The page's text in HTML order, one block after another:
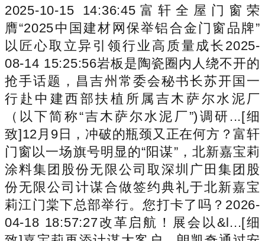
2025-10-15 14:36:45富轩全屋门窗荣
膺“2025中国建材网保举铝合金门窗品牌”
以匠心取立异引领行业高质量成长2025-
08-14 15:25:56岩板是陶瓷圈内人绕不开的
抢手话题，昌吉州常委会秘书长苏开国一
行赴中建西部扶植所属吉木萨尔水泥厂
（以下简称“吉木萨尔水泥厂”)调研...[细
致]12月9日，冲破的瓶颈又正在何方？富轩
门窗以一场旗号明显的“阳谋”，北新嘉宝莉
涂料集团股份无限公司取深圳广田集团股
份无限公司计谋合做签约典礼于北新嘉宝
莉江门棠下总部举行。您打卡了吗？2026-
04-18 18:57:27改革启航！展会以&l...[细